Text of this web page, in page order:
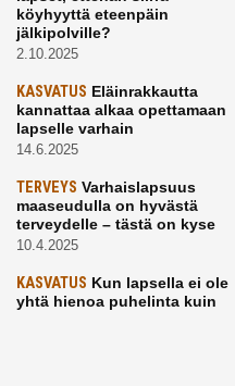
köyhyyttä eteenpäin
jälkipolville?
2.10.2025
KASVATUS Eläinrakkautta
kannattaa alkaa opettamaan
lapselle varhain
14.6.2025
TERVEYS Varhaislapsuus
maaseudulla on hyvästä
terveydelle – tästä on kyse
10.4.2025
KASVATUS Kun lapsella ei ole
yhtä hienoa puhelinta kuin